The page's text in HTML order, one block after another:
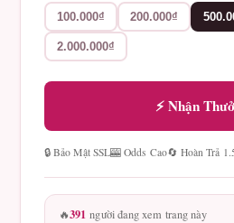
100.000₫ 200.000₫
2.000.000₫
⚡ Nhận
🔒 Bảo Mật SSL🎰 Odds Cao🔄 Hoàn Trả
🔥391 người đang xem trang này